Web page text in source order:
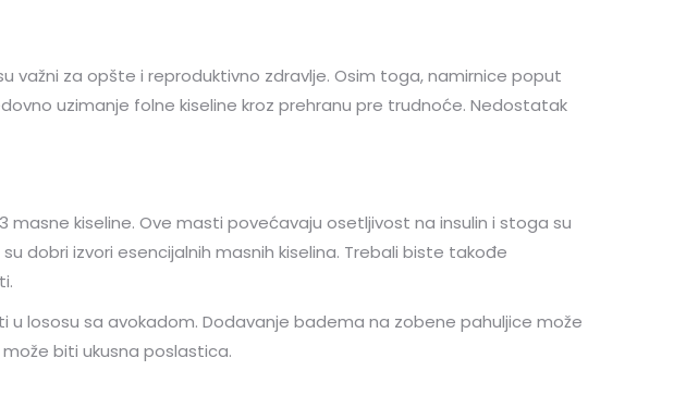
važni za opšte i reproduktivno zdravlje. Osim toga, namirnice poput
uzimanje folne kiseline kroz prehranu pre trudnoće. Nedostatak
kiseline. Ove masti povećavaju osetljivost na insulin i stoga su
dobri izvori esencijalnih masnih kiselina. Trebali biste takođe
lososu sa avokadom. Dodavanje badema na zobene pahuljice može
biti ukusna poslastica.